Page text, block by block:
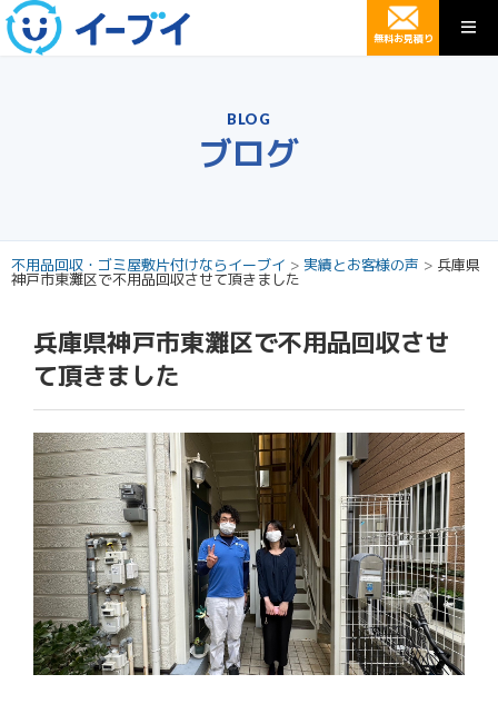
無料お見積り
BLOG
ブログ
不用品回収・ゴミ屋敷片付けならイーブイ > 実績とお客様の声 > 兵庫県
神戸市東灘区で不用品回収させて頂きました
兵庫県神戸市東灘区で不用品回収させ
て頂きました